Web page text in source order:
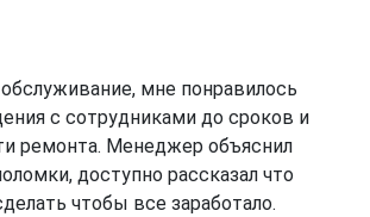
мне понравилось
с сотрудниками до сроков и
ремонта. Менеджер объяснил
доступно рассказал что
чтобы все заработало.